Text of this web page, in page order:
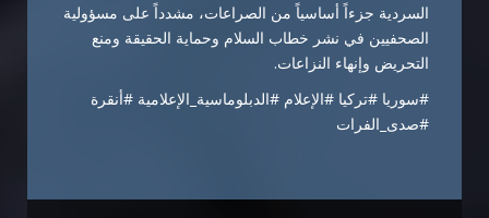
السردية جزءاً أساسياً من الصراعات، مشدداً على مسؤولية
الصحفيين في نشر خطاب السلام وحماية الحقيقة ومنع
التحريض وإنهاء النزاعات.
#سوريا #تركيا #الإعلام #الدبلوماسية_الإعلامية #أنقرة
#صدى_الفرات